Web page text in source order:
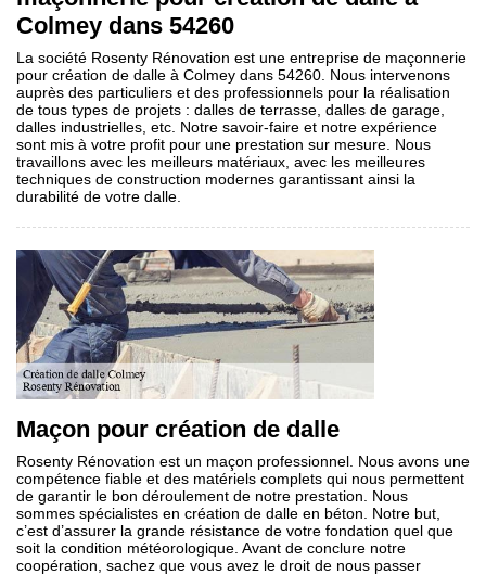
Colmey dans 54260
La société Rosenty Rénovation est une entreprise de maçonnerie
pour création de dalle à Colmey dans 54260. Nous intervenons
auprès des particuliers et des professionnels pour la réalisation
de tous types de projets : dalles de terrasse, dalles de garage,
dalles industrielles, etc. Notre savoir-faire et notre expérience
sont mis à votre profit pour une prestation sur mesure. Nous
travaillons avec les meilleurs matériaux, avec les meilleures
techniques de construction modernes garantissant ainsi la
durabilité de votre dalle.
Maçon pour création de dalle
Rosenty Rénovation est un maçon professionnel. Nous avons une
compétence fiable et des matériels complets qui nous permettent
de garantir le bon déroulement de notre prestation. Nous
sommes spécialistes en création de dalle en béton. Notre but,
c’est d’assurer la grande résistance de votre fondation quel que
soit la condition météorologique. Avant de conclure notre
coopération, sachez que vous avez le droit de nous passer